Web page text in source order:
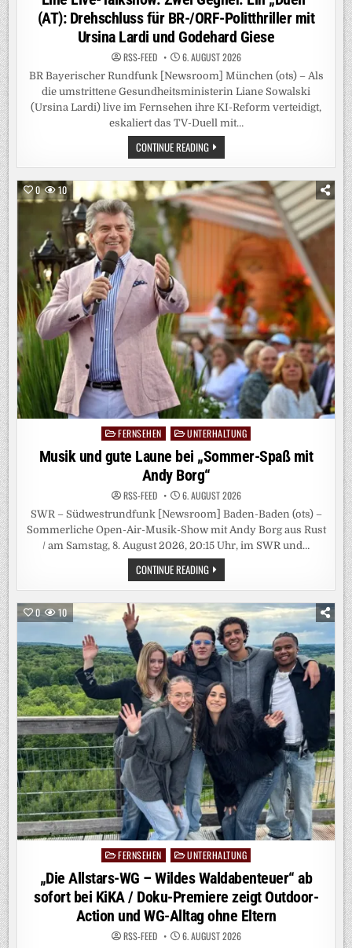
(AT): Drehschluss für BR-/ORF-Politthriller mit
Ursina Lardi und Godehard Giese
RSS-FEED 6. AUGUST 2026
BR Bayerischer Rundfunk [Newsroom] München (ots) – Als
die umstrittene Gesundheitsministerin Liane Sowalski
(Ursina Lardi) live im Fernsehen ihre KI-Reform verteidigt,
eskaliert das TV-Duell mit…
CONTINUE READINGEINE
LIVE-
TALKSHOW.
ZWEI
GEGNER.
EIN
„DUELL“
(AT):
DREHSCHLUSS
BR-/ORF-
POLITTHRILLER
URSINA
LARDI
UND
GODEHARD
GIESE
0 10
Posted
in
FERNSEHEN UNTERHALTUNG
Musik und gute Laune bei „Sommer-Spaß mit
Andy Borg“
RSS-FEED 6. AUGUST 2026
SWR – Südwestrundfunk [Newsroom] Baden-Baden (ots) –
Sommerliche Open-Air-Musik-Show mit Andy Borg aus Rust
/ am Samstag, 8. August 2026, 20:15 Uhr, im SWR und…
CONTINUE READINGMUSIK
UND
GUTE
BEI
„SOMMER-
SPASS M
IT A
NDY B
ORG“
0 10
PostedFERNSEHEN UNTERHALTUNG
„Die Allstars-WG – Wildes Waldabenteuer“ ab
sofort bei KiKA / Doku-Premiere zeigt Outdoor-
Action und WG-Alltag ohne Eltern
RSS-FEED 6. AUGUST 2026